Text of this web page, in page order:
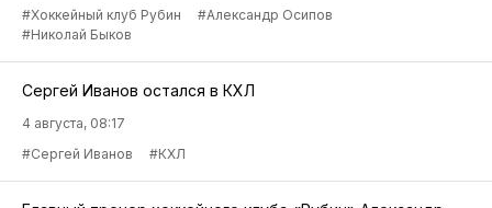
#Хоккейный клуб Рубин
#Александр Осипов
#Николай Быков
Сергей Иванов остался в КХЛ
4 августа, 08:17
#Сергей Иванов
#КХЛ